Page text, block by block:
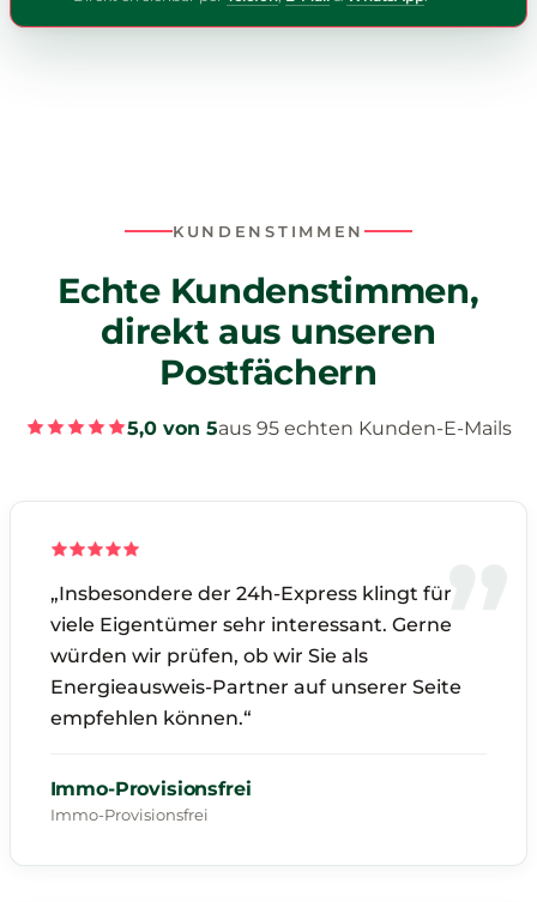
KUNDENSTIMMEN
Echte Kundenstimmen,
direkt aus unseren
Postfächern
5,0 von 5aus 95 echten Kunden-E-Mails
„Insbesondere der 24h-Express klingt für
viele Eigentümer sehr interessant. Gerne
würden wir prüfen, ob wir Sie als
Energieausweis-Partner auf unserer Seite
empfehlen können.“
Immo-Provisionsfrei
Immo-Provisionsfrei